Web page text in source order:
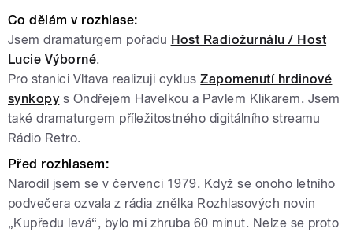
Co dělám v rozhlase:
Jsem dramaturgem pořadu Host Radiožurnálu / Host
Lucie Výborné.
Pro stanici Vltava realizuji cyklus Zapomenutí hrdinové
synkopy s Ondřejem Havelkou a Pavlem Klikarem. Jsem
také dramaturgem příležitostného digitálního streamu
Rádio Retro.
Před rozhlasem:
Narodil jsem se v červenci 1979. Když se onoho letního
podvečera ozvala z rádia znělka Rozhlasových novin
„Kupředu levá“, bylo mi zhruba 60 minut. Nelze se proto